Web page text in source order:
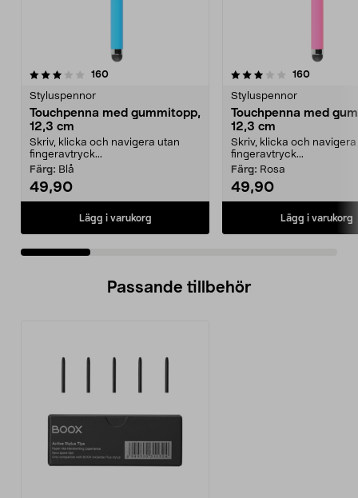
160recensioner
Styluspennor
Touchpenna med gummitopp,
12,3 cm
Skriv, klicka och navigera utan
fingeravtryck...
Färg: Blå
49,90
Lägg i varukorg
3.5 av 5 stjärnor 160
Styluspennor
Touchpenna med
12,3 cm
Skriv, klicka och
fingeravtryck...
Färg: Rosa
49,90
Lägg i varukorg
3.5 av 5 stjärnor
Passande tillbehör